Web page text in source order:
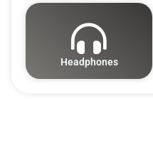
Headphones